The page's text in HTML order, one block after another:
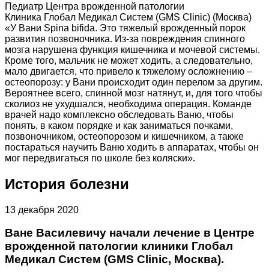
Педиатр Центра врожденной патологии
Клиника Глобал Медикал Систем (GMS Clinic) (Москва)
«У Вани Spina bifida. Это тяжелый врожденный порок
развития позвоночника. Из-за повреждения спинного
мозга нарушена функция кишечника и мочевой системы.
Кроме того, мальчик не может ходить, а следовательно,
мало двигается, что привело к тяжелому осложнению –
остеопорозу: у Вани происходит один перелом за другим.
Вероятнее всего, спинной мозг натянут, и, для того чтобы
сколиоз не ухудшался, необходима операция. Команде
врачей надо комплексно обследовать Ваню, чтобы
понять, в каком порядке и как заниматься почками,
позвоночником, остеопорозом и кишечником, а также
постараться научить Ваню ходить в аппаратах, чтобы он
мог передвигаться по школе без коляски».
История болезни
13 декабря 2020
Ване Василевичу начали лечение в Центре
врожденной патологии клиники Глобал
Медикал Систем (GMS Clinic, Москва).